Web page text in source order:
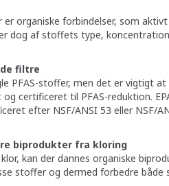
organiske forbindelser, som aktivt
dog af stoffets type,
filtre
PFAS-stoffer, men det er vigtigt
certificeret til PFAS-reduktion.
efter NSF/ANSI 53 eller NSF/
biprodukter fra kloring
kan der dannes organiske
stoffer og dermed forbedre både